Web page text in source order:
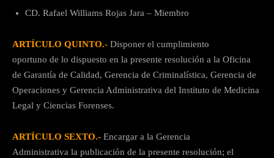
CD. Rafael Williams Rojas Jara – Miembro
ARTÍCULO QUINTO.- Disponer el cumplimiento
oportuno de lo dispuesto en la presente resolución a la Oficina
de Garantía de Calidad, Gerencia de Criminalística, Gerencia de
Operaciones y Gerencia Administrativa del Instituto de Medicina
Legal y Ciencias Forenses.
ARTÍCULO SEXTO.- Encargar a la Gerencia
Administrativa la publicación de la presente resolución; el